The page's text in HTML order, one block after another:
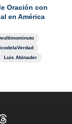
Oración con
en América
Luis Abinader